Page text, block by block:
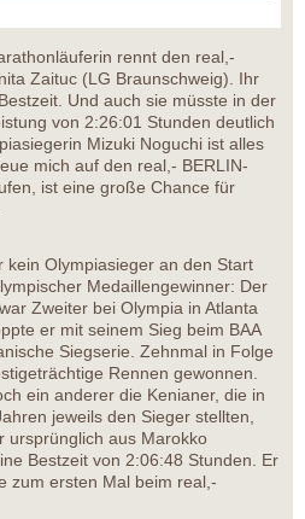
rennt den real,-
Zaituc (LG Braunschweig). Ihr
Und auch sie müsste in der
von 2:26:01 Stunden deutlich
Mizuki Noguchi ist alles
mich auf den real,- BERLIN-
ist eine große Chance für
kein Olympiasieger an den Start
Medaillengewinner: Der
Zweiter bei Olympia in Atlanta
er mit seinem Sieg beim BAA
Siegserie. Zehnmal in Folge
Rennen gewonnen.
ein anderer die Kenianer, die in
jeweils den Sieger stellten,
ursprünglich aus Marokko
Bestzeit von 2:06:48 Stunden. Er
zum ersten Mal beim real,-